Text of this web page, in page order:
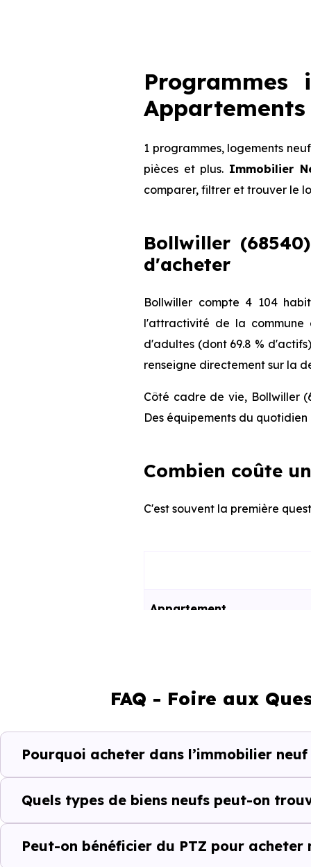
Appartements
1 programmes, logements
pièces et plus. Immobilier
comparer, filtrer et trouver le
Bollwiller
d'acheter
Bollwiller compte 4 104
l'attractivité de la commune
d'adultes (dont 69.8 %
renseigne directement sur la
Côté cadre de vie, Bollwiller
Des équipements du
Combien coûte
C'est souvent la première
Appartement
Ces prix varient selon la
Le parc résidentiel de
résidences secondaires.
Avec 64.8 % de
complémentaires : un
FAQ - Foire aux
Pourquoi acheter dans l’immobilier
Quels types de biens neufs peut-on
Peut-on bénéficier du PTZ pour